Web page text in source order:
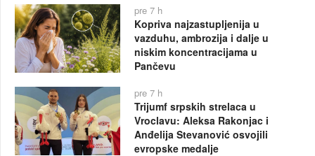
pre 7 h
Kopriva najzastupljenija u
vazduhu, ambrozija i dalje u
niskim koncentracijama u
Pančevu
pre 7 h
Trijumf srpskih strelaca u
Vroclavu: Aleksa Rakonjac i
Anđelija Stevanović osvojili
evropske medalje